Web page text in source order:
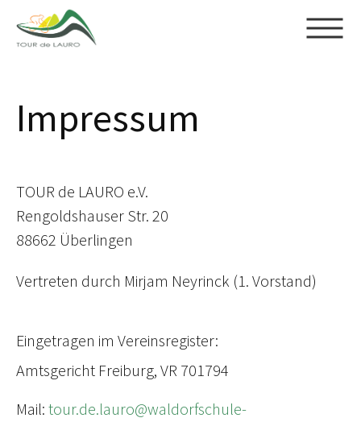
Impressum
TOUR de LAURO e.V.
Rengoldshauser Str. 20
88662 Überlingen
Vertreten durch Mirjam Neyrinck (1. Vorstand)
Eingetragen im Vereinsregister:
Amtsgericht Freiburg, VR 701794
Mail: tour.de.lauro@waldorfschule-